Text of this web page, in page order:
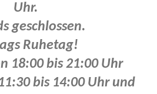
Uhr.
geschlossen.
Ruhetag!
18:00 bis 21:00 Uhr
bis 14:00 Uhr und